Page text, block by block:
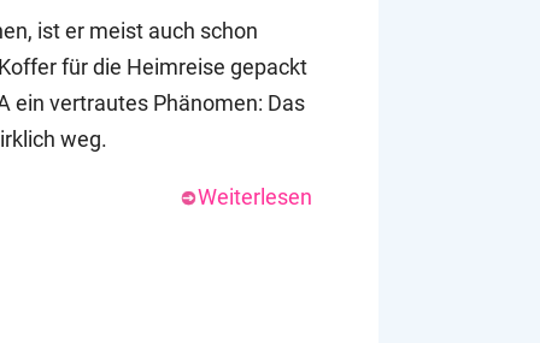
ist er meist auch schon
für die Heimreise gepackt
ein vertrautes Phänomen: Das
weg.
Weiterlesen